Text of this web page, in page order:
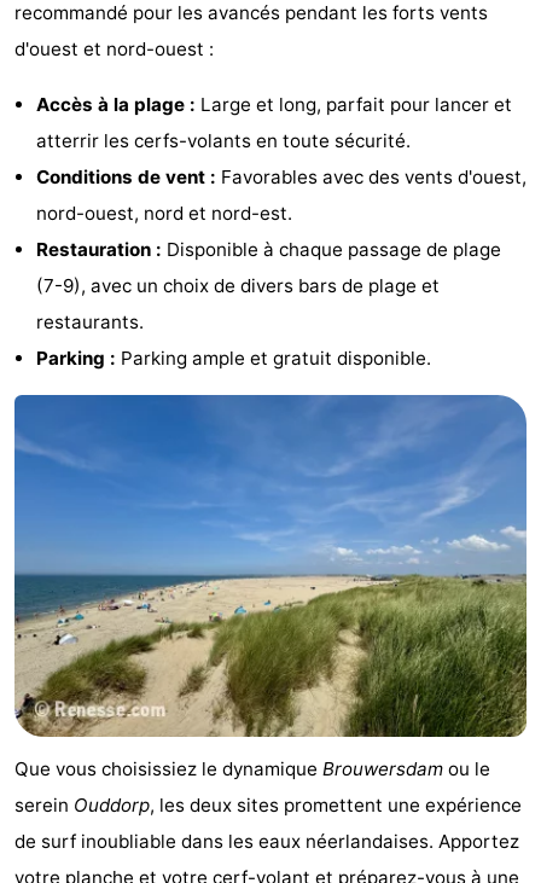
jeux
de
jeux
intérieures
Bowling
-
Parcours
mini-
golf
Centres
bien-
être
Villages
villes
Nature
Visites
guidées
Sports
Piscines
-
vélo
Équitation
Terrains
de
golf
-
Surfen
-
Peche
Sportive
-
Equitation
Immersion
Observation
recommandé pour les avancés pendant les forts vents
d'ouest et nord-ouest :
Accès à la plage : Large et long, parfait pour lancer et
atterrir les cerfs-volants en toute sécurité.
Conditions de vent : Favorables avec des vents d'ouest,
nord-ouest, nord et nord-est.
Restauration : Disponible à chaque passage de plage
(7-9), avec un choix de divers bars de plage et
restaurants.
Parking : Parking ample et gratuit disponible.
Que vous choisissiez le dynamique Brouwersdam ou le
serein Ouddorp, les deux sites promettent une expérience
de surf inoubliable dans les eaux néerlandaises. Apportez
votre planche et votre cerf-volant et préparez-vous à une